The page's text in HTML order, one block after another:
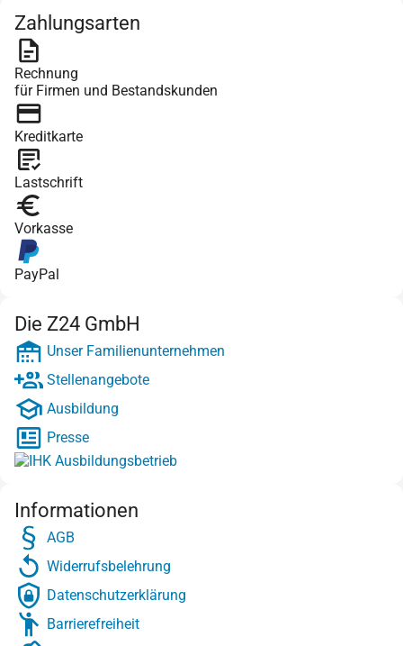
Zahlungsarten
Rechnung
für Firmen und Bestandskunden
Kreditkarte
Lastschrift
Vorkasse
PayPal
Die Z24 GmbH
Unser Familienunternehmen
Stellenangebote
Ausbildung
Presse
Informationen
AGB
Widerrufsbelehrung
Datenschutzerklärung
Barrierefreiheit